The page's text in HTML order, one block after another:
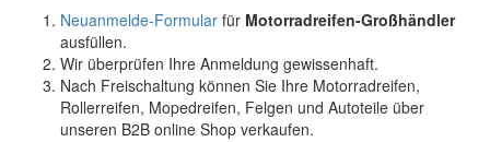
Neuanmelde-Formular für Motorradreifen-Großhändler
ausfüllen.
Wir überprüfen Ihre Anmeldung gewissenhaft.
Nach Freischaltung können Sie Ihre Motorradreifen,
Rollerreifen, Mopedreifen, Felgen und Autoteile über
unseren B2B online Shop verkaufen.